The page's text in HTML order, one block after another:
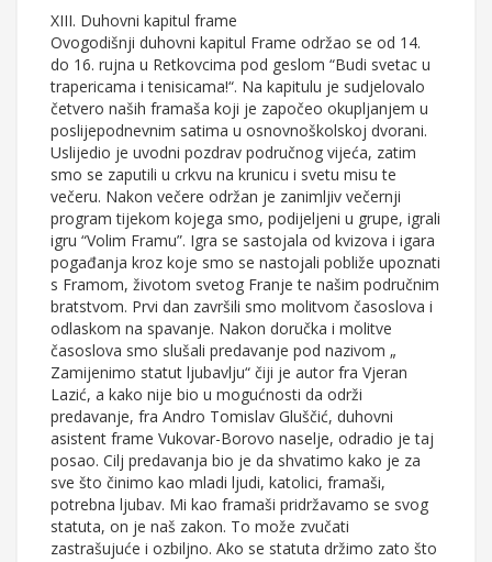
XIII. Duhovni kapitul frame
Ovogodišnji duhovni kapitul Frame održao se od 14.
do 16. rujna u Retkovcima pod geslom “Budi svetac u
trapericama i tenisicama!“. Na kapitulu je sudjelovalo
četvero naših framaša koji je započeo okupljanjem u
poslijepodnevnim satima u osnovnoškolskoj dvorani.
Uslijedio je uvodni pozdrav područnog vijeća, zatim
smo se zaputili u crkvu na krunicu i svetu misu te
večeru. Nakon večere održan je zanimljiv večernji
program tijekom kojega smo, podijeljeni u grupe, igrali
igru “Volim Framu”. Igra se sastojala od kvizova i igara
pogađanja kroz koje smo se nastojali pobliže upoznati
s Framom, životom svetog Franje te našim područnim
bratstvom. Prvi dan završili smo molitvom časoslova i
odlaskom na spavanje. Nakon doručka i molitve
časoslova smo slušali predavanje pod nazivom „
Zamijenimo statut ljubavlju“ čiji je autor fra Vjeran
Lazić, a kako nije bio u mogućnosti da održi
predavanje, fra Andro Tomislav Gluščić, duhovni
asistent frame Vukovar-Borovo naselje, odradio je taj
posao. Cilj predavanja bio je da shvatimo kako je za
sve što činimo kao mladi ljudi, katolici, framaši,
potrebna ljubav. Mi kao framaši pridržavamo se svog
statuta, on je naš zakon. To može zvučati
zastrašujuće i ozbiljno. Ako se statuta držimo zato što